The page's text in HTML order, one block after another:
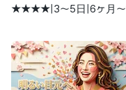
★★★★|3〜5日|6ヶ月〜